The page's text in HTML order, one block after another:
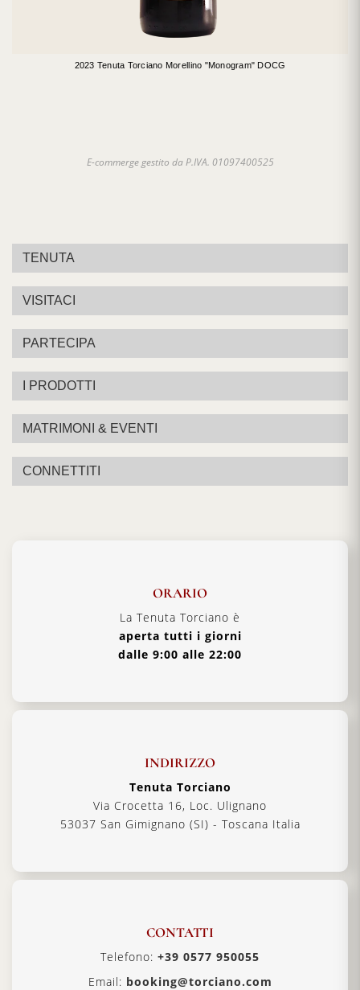
2023 Tenuta Torciano Morellino "Monogram" DOCG
E-commerge gestito da P.IVA. 01097400525
TENUTA
VISITACI
PARTECIPA
I PRODOTTI
MATRIMONI & EVENTI
CONNETTITI
ORARIO
La Tenuta Torciano è
aperta tutti i giorni
dalle 9:00 alle 22:00
INDIRIZZO
Tenuta Torciano
Via Crocetta 16, Loc. Ulignano
53037 San Gimignano (SI) - Toscana Italia
CONTATTI
Telefono: +39 0577 950055
Email: booking@torciano.com